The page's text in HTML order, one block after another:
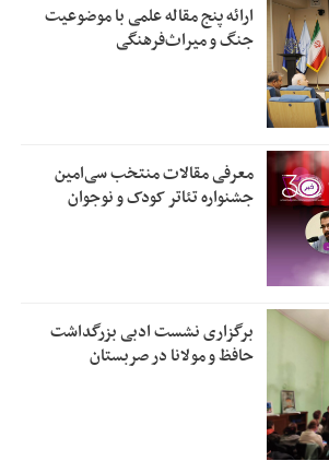
ارائه پنج مقاله علمی با موضوعیت
جنگ و میراث‌فرهنگی
معرفی مقالات منتخب سی‌امین
جشنواره تئاتر کودک و نوجوان
برگزاری نشست ادبی بزرگداشت
حافظ و مولانا در صربستان